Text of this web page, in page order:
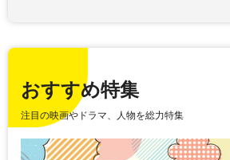
おすすめ特集
注目の映画やドラマ、人物を総力特集